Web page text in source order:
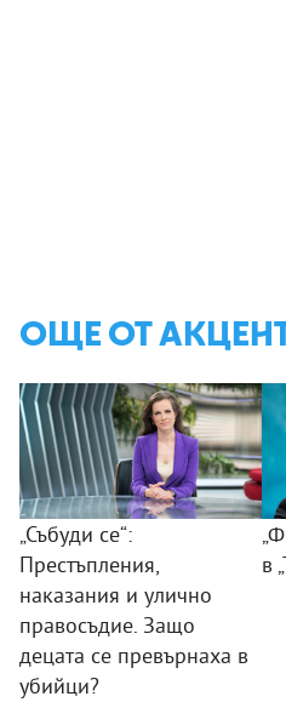
ОЩЕ ОТ
„Събуди се“:
Престъпления,
наказания и улично
правосъдие. Защо
децата се превърнаха в
убийци?
в